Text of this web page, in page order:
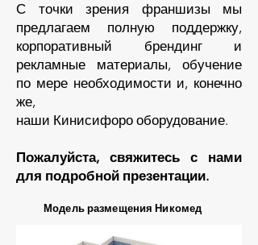
С точки зрения франшизы мы
предлагаем полную поддержку,
корпоративный брендинг и
рекламные материалы, обучение
по мере необходимости и, конечно
же,
наши Кинисифоро оборудование.
Пожалуйста, свяжитесь с нами
для подробной презентации.
Модель размещения Никомед